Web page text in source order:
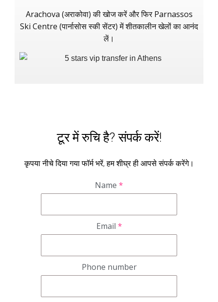
Arachova (अराकोवा) की खोज करें और फिर Parnassos
Ski Centre (पार्नासोस स्की सेंटर) में शीतकालीन खेलों का आनंद
लें।
टूर में रुचि है? संपर्क करें!
कृपया नीचे दिया गया फॉर्म भरें, हम शीघ्र ही आपसे संपर्क करेंगे।
Name *
Email *
Phone number